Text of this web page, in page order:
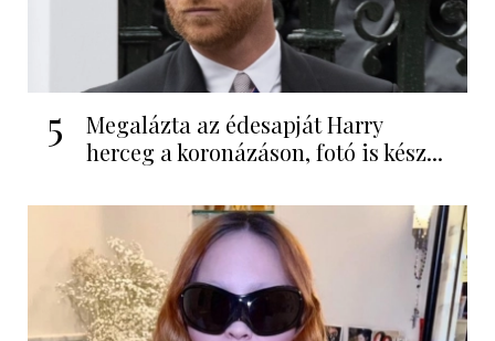
5
Megalázta az édesapját Harry
herceg a koronázáson, fotó is kész...